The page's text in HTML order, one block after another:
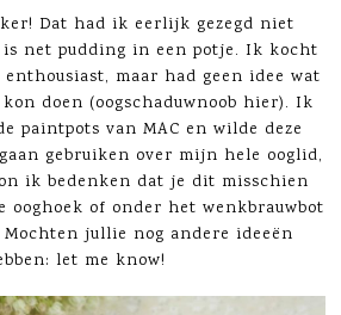
Dat had ik eerlijk gezegd niet
net pudding in een potje. Ik kocht
maar had geen idee wat
doen (oogschaduwnoob hier). Ik
paintpots van MAC en wilde deze
gebruiken over mijn hele ooglid,
ik bedenken dat je dit misschien
ooghoek of onder het wenkbrauwbot
jullie nog andere ideeën
let me know!